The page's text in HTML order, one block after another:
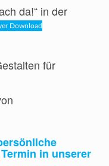
da!“ in der
Download
für
in unserer